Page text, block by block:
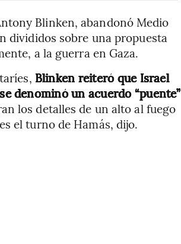
Blinken, abandonó Medio
divididos sobre una propuesta
a la guerra en Gaza.
Blinken reiteró que Israel
denominó un acuerdo “puente”
los detalles de un alto al fuego
el turno de Hamás, dijo.